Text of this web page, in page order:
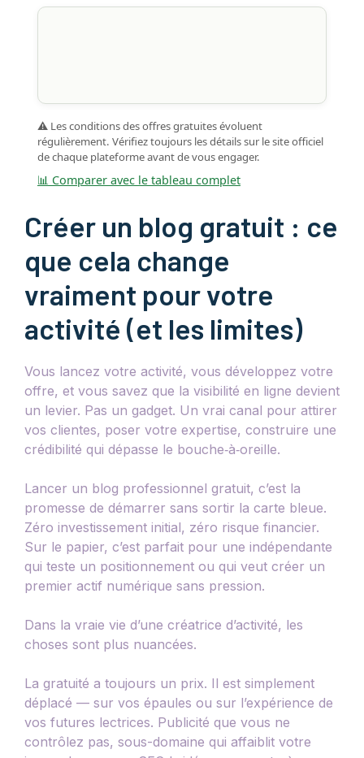
⚠️ Les conditions des offres gratuites évoluent
régulièrement. Vérifiez toujours les détails sur le site officiel
de chaque plateforme avant de vous engager.
📊 Comparer avec le tableau complet
Créer un blog gratuit : ce
que cela change
vraiment pour votre
activité (et les limites)
Vous lancez votre activité, vous développez votre
offre, et vous savez que la visibilité en ligne devient
un levier. Pas un gadget. Un vrai canal pour attirer
vos clientes, poser votre expertise, construire une
crédibilité qui dépasse le bouche‑à‑oreille.
Lancer un blog professionnel gratuit, c’est la
promesse de démarrer sans sortir la carte bleue.
Zéro investissement initial, zéro risque financier.
Sur le papier, c’est parfait pour une indépendante
qui teste un positionnement ou qui veut créer un
premier actif numérique sans pression.
Dans la vraie vie d’une créatrice d’activité, les
choses sont plus nuancées.
La gratuité a toujours un prix. Il est simplement
déplacé — sur vos épaules ou sur l’expérience de
vos futures lectrices. Publicité que vous ne
contrôlez pas, sous-domaine qui affaiblit votre